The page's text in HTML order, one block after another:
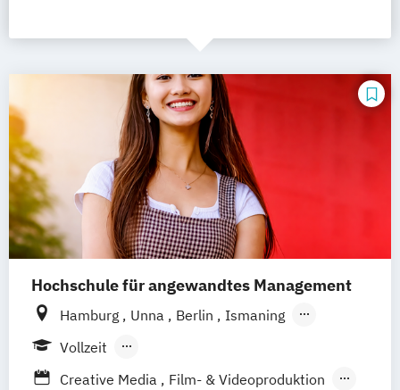
Hochschule für angewandtes Management
Hamburg Unna Berlin
Ismaning
Mannheim
Vollzeit
Berufsbegleitendes Präsenzstudium
Creative Media
Film- & Videoproduktion